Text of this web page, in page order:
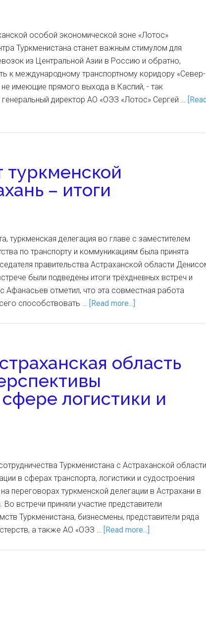
особой экономической зоне «Лотос»
Туркменистана станет важным стимулом для
из Центральной Азии в Россию и обратно,
к международному транспортному коридору «Север-
не имеющие прямого выхода в Каспий, - так
директор АО «ОЭЗ «Лотос» Сергей …
туркменской
– итоги
туркменская делегация во главе с заместителем
по транспорту и коммуникациям была принята
правительства Астраханской области
были подведены итоги трёхдневных встреч и
Афанасьев отметил, что эта совместная работа
способствовать … [Read more...]
область
логистики и
Туркменистана с Астраханской области
в сферах транспорта, логистики и судостроения
переговорах туркменской делегации в Астрахани в
Во встречи приняли участие представители
Туркменистана, бизнесмены, представители ряда
а также АО «ОЭЗ … [Read more...]